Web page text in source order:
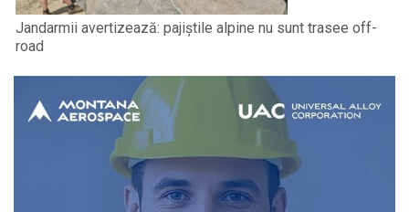
Jandarmii avertizează: pajiștile alpine nu sunt trasee off-
road